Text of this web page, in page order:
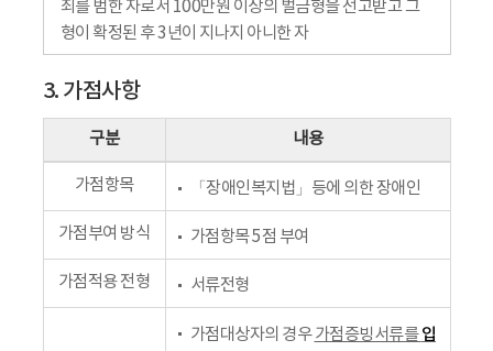
죄를 범한 자로서 100만원 이상의 벌금형을 선고받고 그
형이 확정된 후 3년이 지나지 아니한 자
3. 가점사항
구분 내용
가점항목 「장애인복지법」등에 의한 장애인
가점부여 방식 가점항목 5점 부여
가점적용 전형 서류전형
가점대상자의 경우가점증빙서류를입